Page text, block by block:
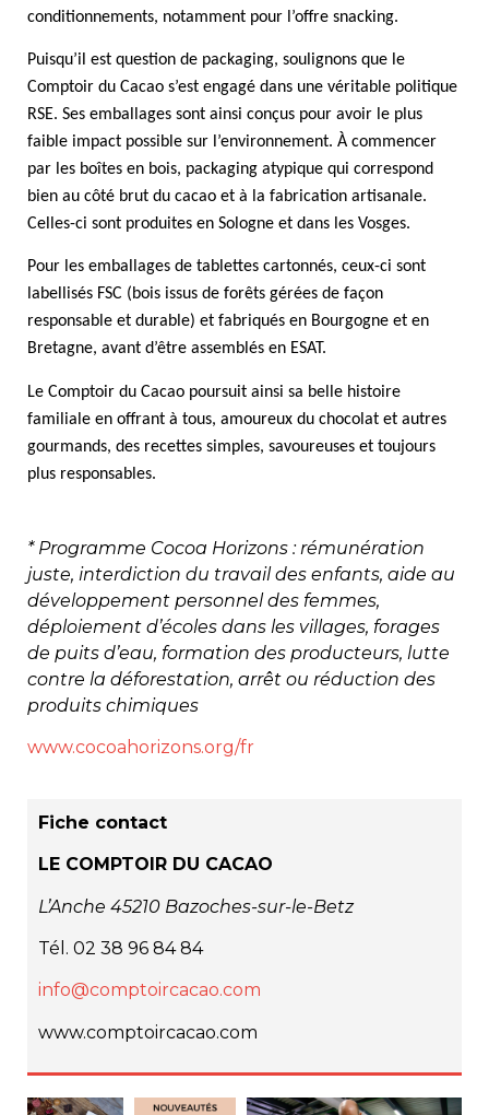
conditionnements, notamment pour l’offre snacking.
Puisqu’il est question de packaging, soulignons que le
Comptoir du Cacao s’est engagé dans une véritable politique
RSE. Ses emballages sont ainsi conçus pour avoir le plus
faible impact possible sur l’environnement. À commencer
par les boîtes en bois, packaging atypique qui correspond
bien au côté brut du cacao et à la fabrication artisanale.
Celles-ci sont produites en Sologne et dans les Vosges.
Pour les emballages de tablettes cartonnés, ceux-ci sont
labellisés FSC (bois issus de forêts gérées de façon
responsable et durable) et fabriqués en Bourgogne et en
Bretagne, avant d’être assemblés en ESAT.
Le Comptoir du Cacao poursuit ainsi sa belle histoire
familiale en offrant à tous, amoureux du chocolat et autres
gourmands, des recettes simples, savoureuses et toujours
plus responsables.
* Programme Cocoa Horizons : rémunération
juste, interdiction du travail des enfants, aide au
développement personnel des femmes,
déploiement d’écoles dans les villages, forages
de puits d’eau, formation des producteurs, lutte
contre la déforestation, arrêt ou réduction des
produits chimiques
www.cocoahorizons.org/fr
Fiche contact
LE COMPTOIR DU CACAO
L’Anche 45210 Bazoches-sur-le-Betz
Tél. 02 38 96 84 84
info@comptoircacao.com
www.comptoircacao.com